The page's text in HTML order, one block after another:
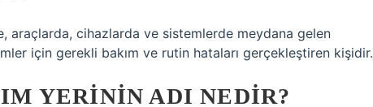
araçlarda, cihazlarda ve sistemlerde meydana gelen
için gerekli bakım ve rutin hataları gerçekleştiren kişidir.
YERININ ADI NEDIR?